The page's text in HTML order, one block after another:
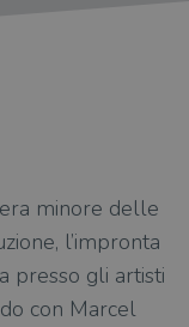
minore delle
l’impronta
presso gli artisti
con Marcel